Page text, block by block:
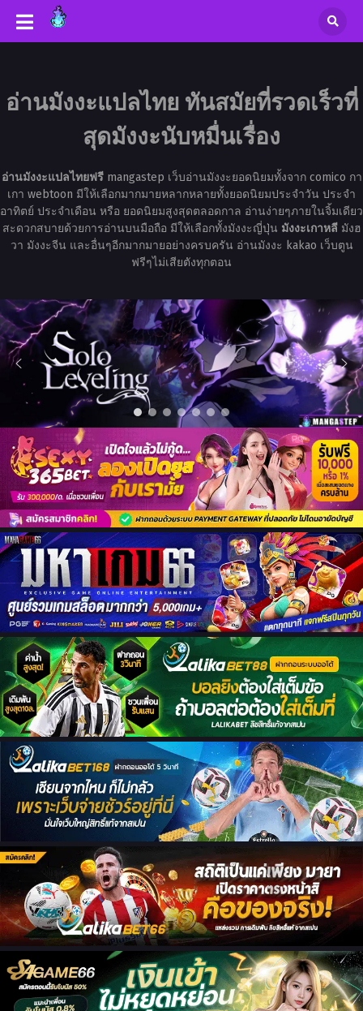
อ่านมังงะแปลไทย ทันสมัยที่รวดเร็วที่
สุดมังงะนับหมื่นเรื่อง
อ่านมังงะแปลไทยฟรีmangastep เว็บอ่านมังงะยอดนิยมทั้งจาก comico กา
เกา webtoon มีให้เลือกมากมายหลากหลายทั้งยอดนิยมประจำวัน ประจำ
อาทิตย์ ประจำเดือน หรือ ยอดนิยมสูงสุดตลอดกาล อ่านง่ายๆภายในจิ้มเดียว
สะดวกสบายด้วยการอ่านบนมือถือ มีให้เลือกทั้งมังงะญี่ปุ่น มังงะเกาหลีมังฮ
วา มังงะจีน และอื่นๆอีกมากมายอย่างครบครัน อ่านมังงะ kakao เว็บตูน
ฟรีๆไม่เสียตังทุกตอน